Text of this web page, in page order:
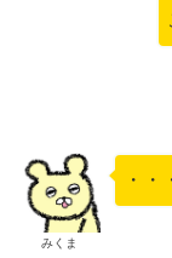
みくま
・・